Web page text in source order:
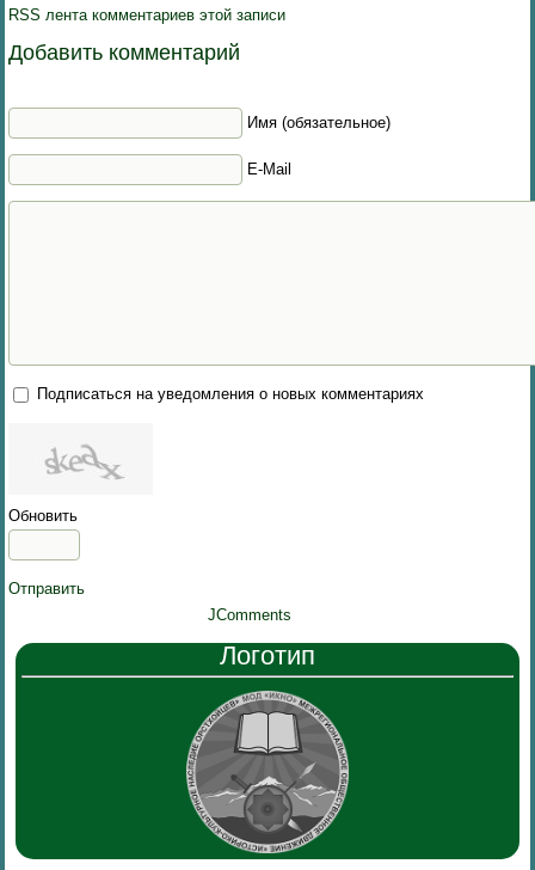
RSS лента комментариев этой записи
Добавить комментарий
Имя (обязательное)
E-Mail
Подписаться на уведомления о новых комментариях
Обновить
Отправить
JComments
Логотип